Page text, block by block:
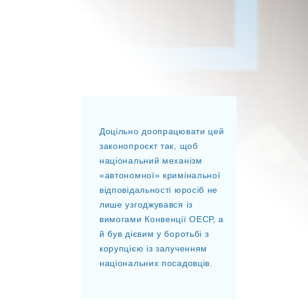
Доцільно доопрацювати цей
законопроєкт так, щоб
національний механізм
«автономної» кримінальної
відповідальності юросіб не
лише узгоджувався із
вимогами Конвенції ОЕСР, а
й був дієвим у боротьбі з
корупцією із залученням
національних посадовців.